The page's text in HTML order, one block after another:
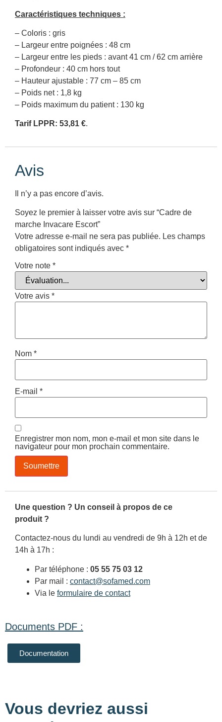
Caractéristiques techniques :
– Coloris : gris
– Largeur entre poignées : 48 cm
– Largeur entre les pieds : avant 41 cm / 62 cm arrière
– Profondeur : 40 cm hors tout
– Hauteur ajustable : 77 cm – 85 cm
– Poids net : 1,8 kg
– Poids maximum du patient : 130 kg
Tarif LPPR: 53,81 €.
Avis
Il n’y a pas encore d’avis.
Soyez le premier à laisser votre avis sur “Cadre de
marche Invacare Escort”
Votre adresse e-mail ne sera pas publiée. Les champs
obligatoires sont indiqués avec *
Votre note *
Votre avis *
Nom *
E-mail *
Enregistrer mon nom, mon e-mail et mon site dans le
navigateur pour mon prochain commentaire.
Une question ? Un conseil à propos de ce
produit ?
Contactez-nous du lundi au vendredi de 9h à 12h et de
14h à 17h :
Par téléphone : 05 55 75 03 12
Par mail : contact@sofamed.com
Via le formulaire de contact
Documents PDF :
Documentation
Vous devriez aussi